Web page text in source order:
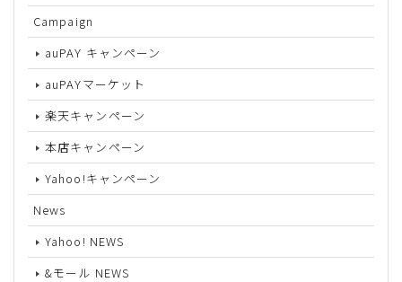
Campaign
auPAY キャンペーン
auPAYマーケット
楽天キャンペーン
本店キャンペーン
Yahoo!キャンペーン
News
Yahoo! NEWS
&モール NEWS